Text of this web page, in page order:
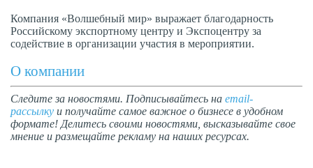
Компания «Волшебный мир» выражает благодарность
Российскому экспортному центру и Экспоцентру за
содействие в организации участия в мероприятии.
О компании
Следите за новостями. Подписывайтесь на email-
рассылку и получайте самое важное о бизнесе в удобном
формате! Делитесь своими новостями, высказывайте свое
мнение и размещайте рекламу на наших ресурсах.